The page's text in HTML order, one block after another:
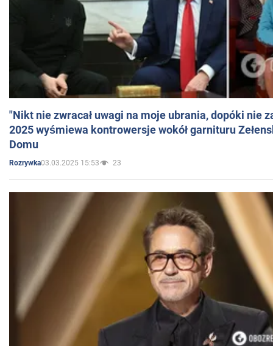
"Nikt nie zwracał uwagi na moje ubrania, dopóki nie
2025 wyśmiewa kontrowersje wokół garnituru
Domu
Rozrywka03.03.2025 15:53 23